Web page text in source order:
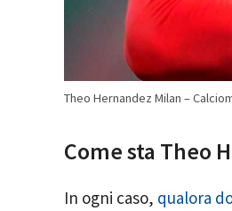
Theo Hernandez Milan –
Come sta Theo
In ogni caso, qualora